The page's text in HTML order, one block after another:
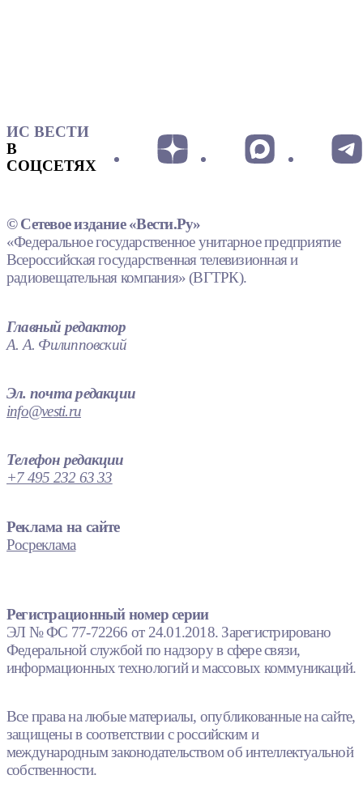
ИС ВЕСТИ
В
СОЦСЕТЯХ
© Сетевое издание «Вести.Ру»
«Федеральное государственное унитарное предприятие
Всероссийская государственная телевизионная и
радиовещательная компания» (ВГТРК).
Главный редактор
А. А. Филипповский
Эл. почта редакции
info@vesti.ru
Телефон редакции
+7 495 232 63 33
Реклама на сайте
Росреклама
Регистрационный номер серии
ЭЛ № ФС 77-72266 от 24.01.2018. Зарегистрировано
Федеральной службой по надзору в сфере связи,
информационных технологий и массовых коммуникаций.
Все права на любые материалы, опубликованные на сайте,
защищены в соответствии с российским и
международным законодательством об интеллектуальной
собственности.